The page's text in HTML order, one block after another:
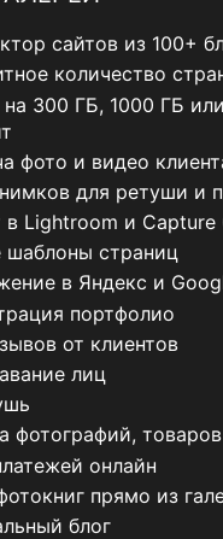
сайтов из 100+
количество
на 300 ГБ, 1000 ГБ или
фото и видео
для ретуши и
в Lightroom и Capture
шаблоны страниц
в Яндекс и
портфолио
от клиентов
лиц
фотографий, товаров
онлайн
прямо из
блог